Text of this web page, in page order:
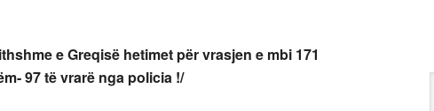
e Greqisë hetimet për vrasjen e mbi 171
97 të vrarë nga policia !/